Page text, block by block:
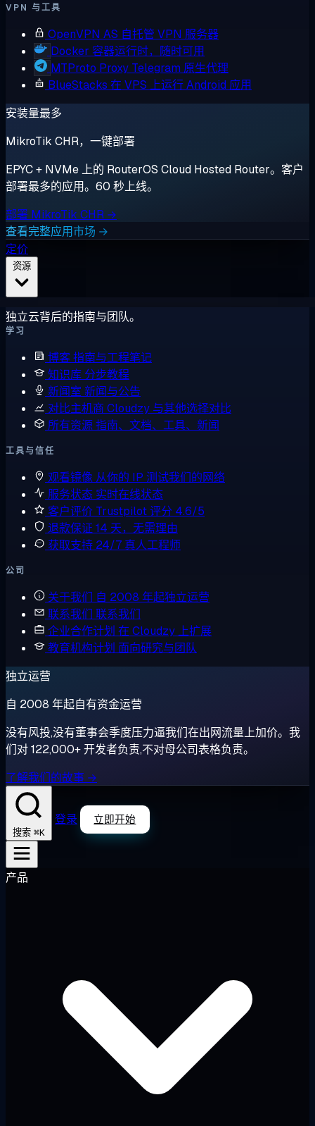
VPN 与工具
OpenVPN AS 自托管 VPN 服务器
Docker 容器运行时，随时可用
MTProto Proxy Telegram 原生代理
BlueStacks 在 VPS 上运行 Android 应用
安装量最多
MikroTik CHR，一键部署
EPYC + NVMe 上的 RouterOS Cloud Hosted Router。客户
部署最多的应用。60 秒上线。
部署 MikroTik CHR →
查看完整应用市场 →
定价
独立云背后的指南与团队。
学习
博客指南与工程笔记
知识库 分步教程
新闻室 新闻与公告
对比主机商 Cloudzy 与其他选择对比
所有资源指南、文档、工具、新闻
工具与信任
观看镜像 从你的 IP 测试我们的网络
服务状态 实时在线状态
客户评价 Trustpilot 评分 4.6/5
退款保证 14 天，无需理由
获取支持 24/7 真人工程师
公司
关于我们 自 2008 年起独立运营
联系我们 联系我们
企业合作计划 在 Cloudzy 上扩展
教育机构计划 面向研究与团队
独立运营
自 2008 年起自有资金运营
没有风投,没有董事会季度压力逼我们在出网流量上加价。我
们对 122,000+ 开发者负责,不对母公司表格负责。
了解我们的故事 →
搜索 ⌘K
登录 立即开始
产品